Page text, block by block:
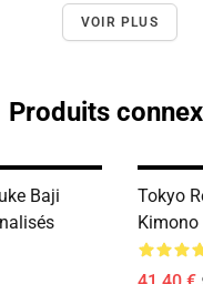
VOIR PLUS
Produits
Baji
Tokyo
Kimono